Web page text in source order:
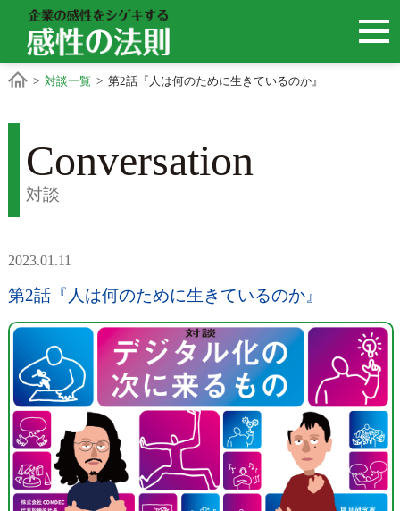
> 対談一覧 > 第2話『人は何のために生きているのか』
Conversation
対談
2023.01.11
第2話『人は何のために生きているのか』